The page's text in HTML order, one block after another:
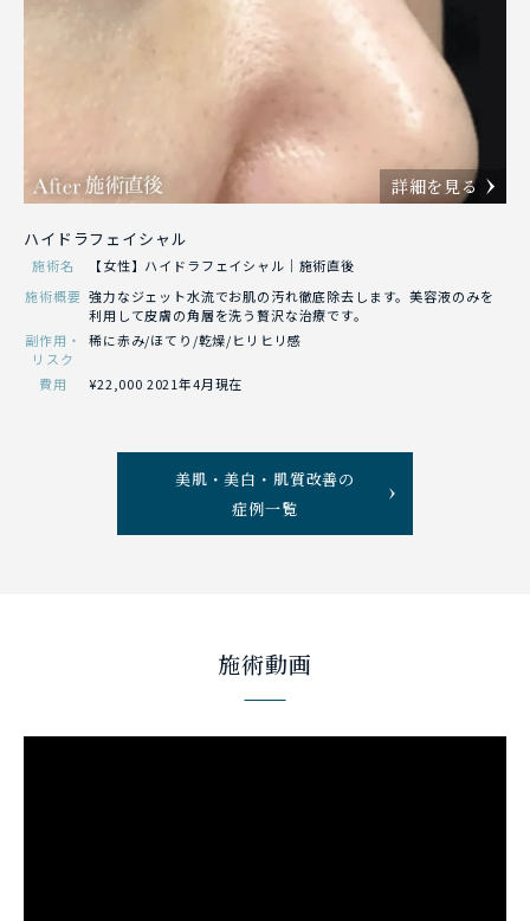
詳細を見る
ハイドラフェイシャル
施術名
【女性】ハイドラフェイシャル｜施術直後
施術概要 強力なジェット水流でお肌の汚れ徹底除去します。美容液のみを
利用して皮膚の角層を洗う贅沢な治療です。
副作用・
リスク
稀に赤み/ほてり/乾燥/ヒリヒリ感
費用 ¥22,000 2021年4月現在
美肌・美白・肌質改善の
症例一覧
施術動画